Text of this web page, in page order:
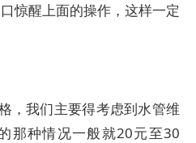
惊醒上面的操作，这样一定
，我们主要得考虑到水管维
那种情况一般就20元至30